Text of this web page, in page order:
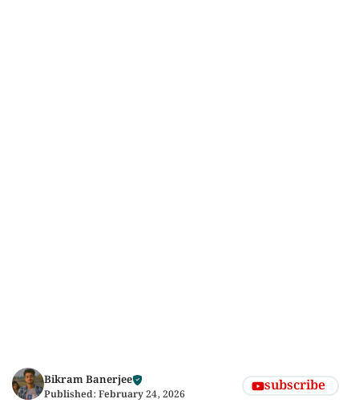
Bikram Banerjee
Published: February 24, 2026 subscribe